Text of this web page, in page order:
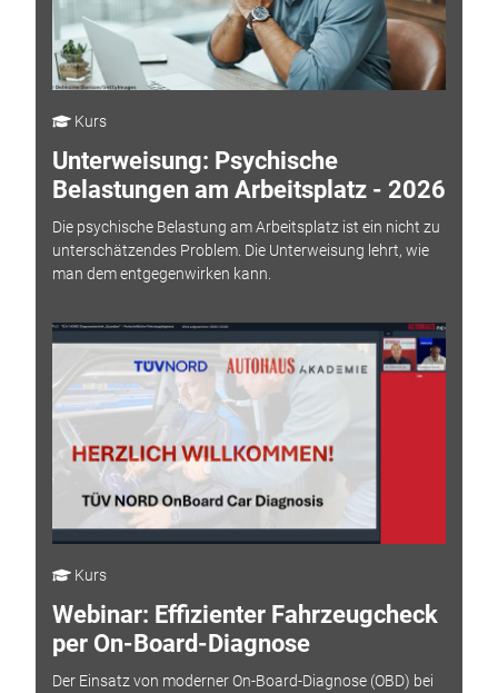
Kurs
Unterweisung: Psychische
Belastungen am Arbeitsplatz - 2026
Die psychische Belastung am Arbeitsplatz ist ein nicht zu
unterschätzendes Problem. Die Unterweisung lehrt, wie
man dem entgegenwirken kann.
Kurs
Webinar: Effizienter Fahrzeugcheck
per On-Board-Diagnose
Der Einsatz von moderner On-Board-Diagnose (OBD) bei